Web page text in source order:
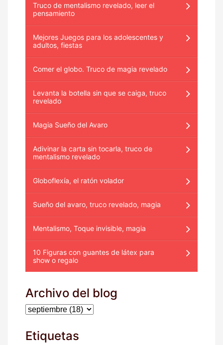
Truco de mentalismo revelado, leer el
pensamiento
Mejores Juegos para los adolescentes y
adultos, fiestas
Comer el globo. Truco de magia revelado
Levanta la botella sin que se caiga, truco
revelado
Magia Sueño del Avaro
Adivinar la carta sin tocarla, truco de
mentalismo revelado
Globoflexía, el ratón volador
Sueño del avaro, truco revelado, magia
Mentalismo, Toque invisible, magia
10 Figuras con guantes de látex para
show o regalo
Archivo del blog
Etiquetas